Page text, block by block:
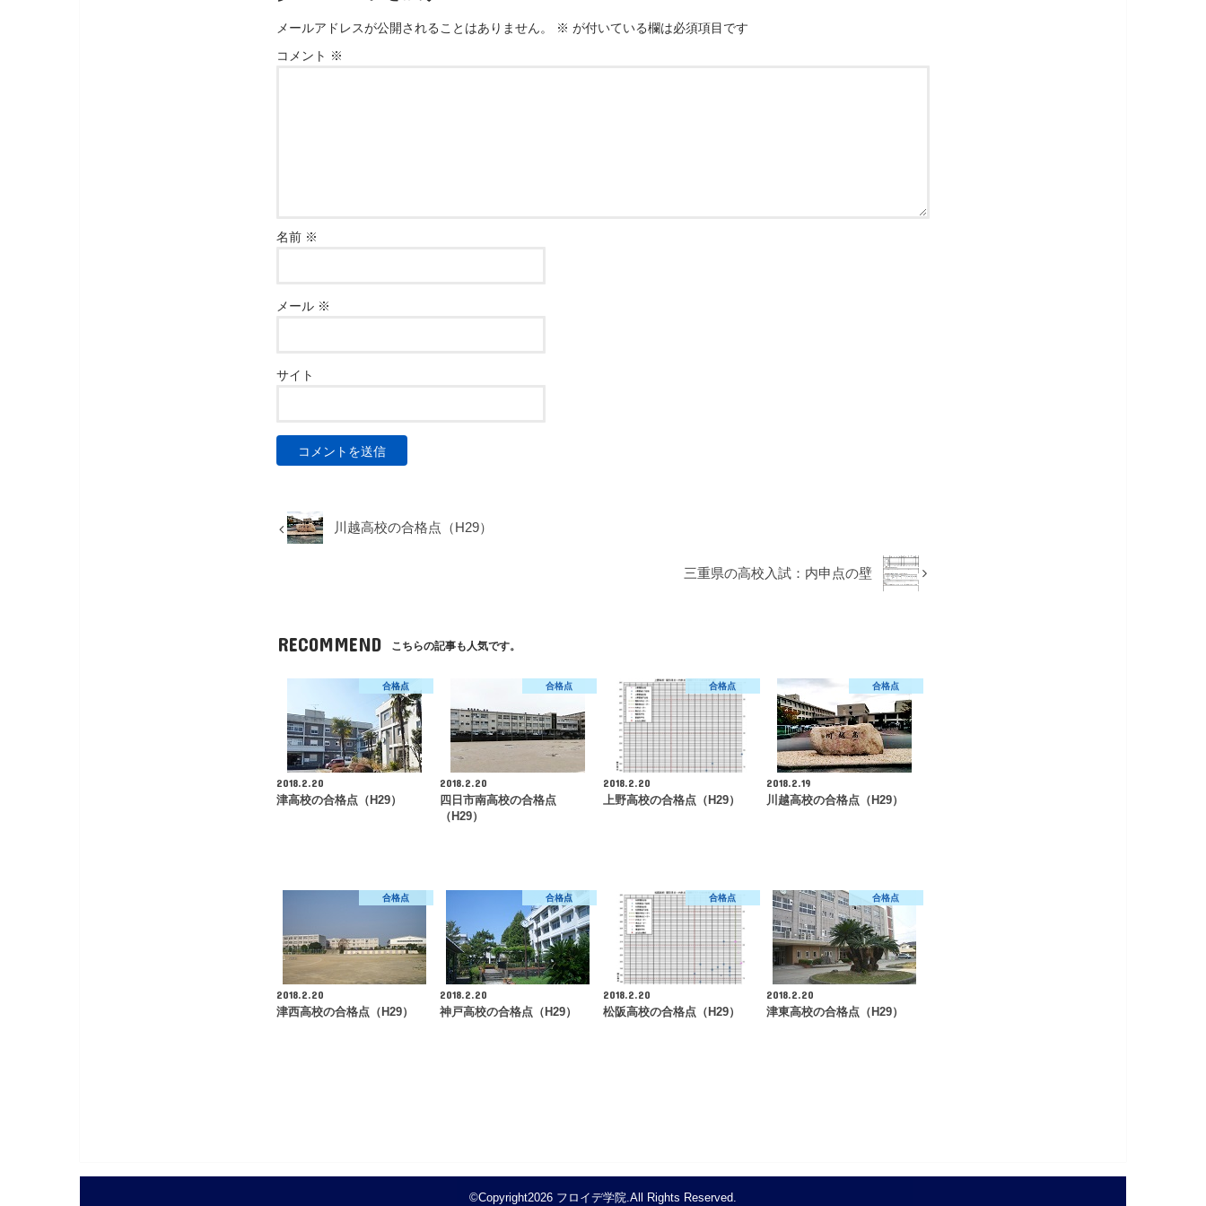
メールアドレスが公開されることはありません。 ※ が付いている欄は必須項目です
コメント ※
名前 ※
メール ※
サイト
川越高校の合格点（H29）
三重県の高校入試：内申点の壁
RECOMMEND こちらの記事も人気です。
合格点
2018.2.20
津高校の合格点（H29）
合格点
2018.2.20
四日市南高校の合格点
（H29）
合格点
2018.2.20
上野高校の合格点（H29）
合格点
2018.2.19
川越高校の合格点（H29）
合格点
2018.2.20
津西高校の合格点（H29）
合格点
2018.2.20
神戸高校の合格点（H29）
合格点
2018.2.20
松阪高校の合格点（H29）
合格点
2018.2.20
津東高校の合格点（H29）
©Copyright2026 フロイデ学院 .All Rights Reserved.